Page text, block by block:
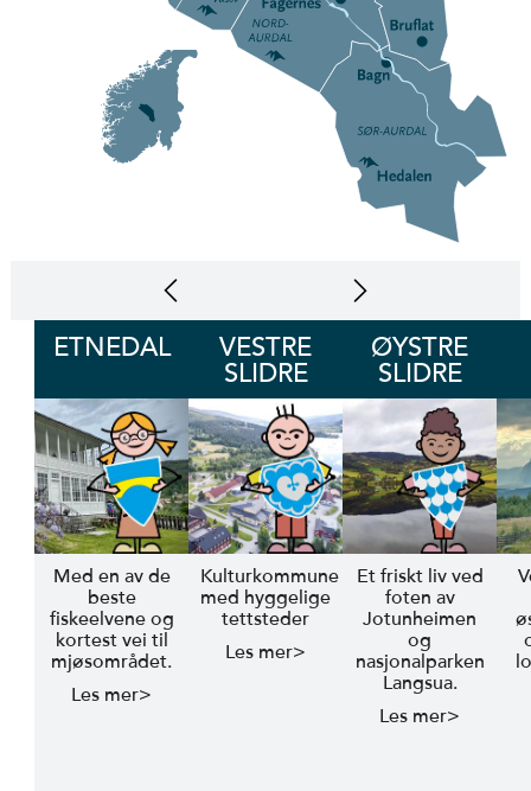
ETNEDAL
Med en av de
beste
fiskeelvene og
kortest vei til
mjøsområdet.
Les mer>
VESTRE
SLIDRE
Kulturkommune
med hyggelige
tettsteder
Les mer>
ØYSTRE
SLIDRE
Et friskt liv ved
foten av
Jotunheimen
og
nasjonalparken
Langsua.
Les mer>